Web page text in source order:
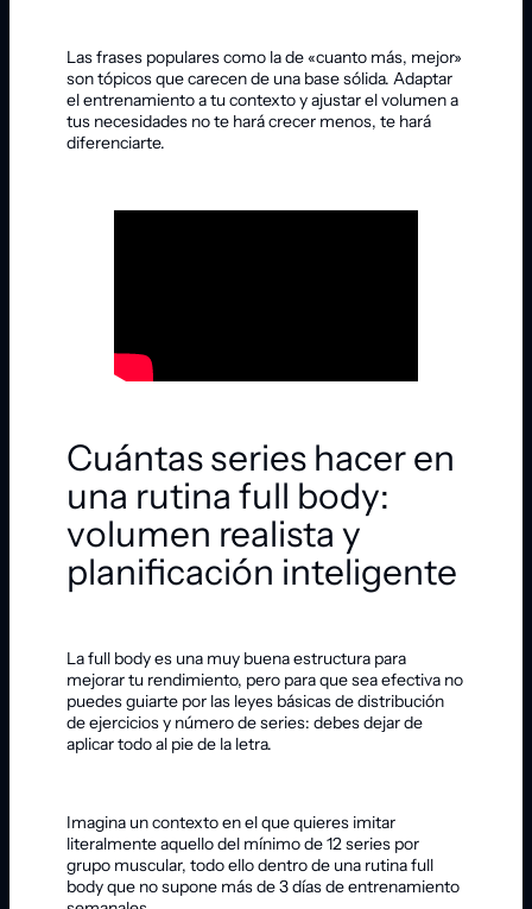
Las frases populares como la de «cuanto más, mejor»
son tópicos que carecen de una base sólida. Adaptar
el entrenamiento a tu contexto y ajustar el volumen a
tus necesidades no te hará crecer menos, te hará
diferenciarte.
Cuántas series hacer en
una rutina full body:
volumen realista y
planificación inteligente
La full body es una muy buena estructura para
mejorar tu rendimiento, pero para que sea efectiva no
puedes guiarte por las leyes básicas de distribución
de ejercicios y número de series: debes dejar de
aplicar todo al pie de la letra.
Imagina un contexto en el que quieres imitar
literalmente aquello del mínimo de 12 series por
grupo muscular, todo ello dentro de una rutina full
body que no supone más de 3 días de entrenamiento